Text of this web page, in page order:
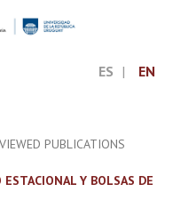
ES EN
PUBLICATIONS
Y BOLSAS DE